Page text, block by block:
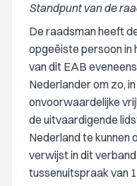
Standpunt van de
De raadsman heeft
opgeëiste persoon in
van dit EAB
Nederlander om zo,
onvoorwaardelijke
de uitvaardigende
Nederland te kunnen
verwijst in dit
tussenuitspraak van